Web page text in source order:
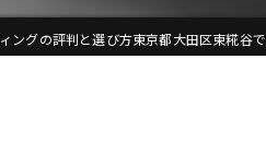
ングの評判と選び方東京都大田区東糀谷